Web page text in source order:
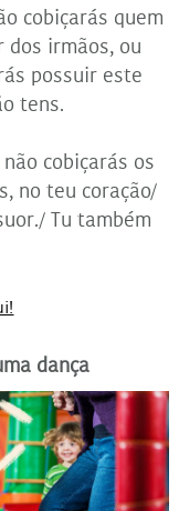
cobiçarás quem
dos irmãos, ou
possuir este
tens.
cobiçarás os
no teu coração/
Tu também
dança